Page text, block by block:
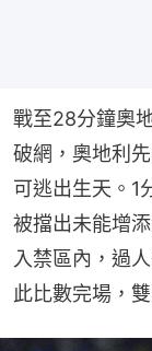
戰至28分鐘奧
破網，奧地利
可逃出生天。1
被擋出未能增
入禁區內，過
此比數完場，